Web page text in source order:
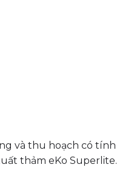
và thu hoạch có tính
thảm eKo Superlite.